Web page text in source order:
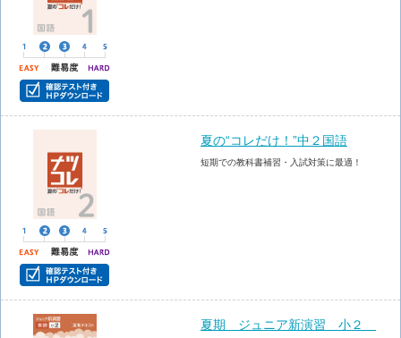
夏の“コレだけ！”中２国語
短期での教科書補習・入試対策に最適！
夏期 ジュニア新演習 小２